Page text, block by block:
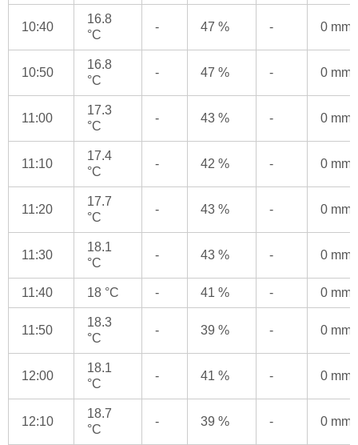
10:40
16.8
°C
- 47 % - 0 mm
10:50
16.8
°C
- 47 % - 0 mm
11:00
17.3
°C
- 43 % - 0 mm
11:10
17.4
°C
- 42 % - 0 mm
11:20
17.7
°C
- 43 % - 0 mm
11:30
18.1
°C
- 43 % - 0 mm
11:40 18 °C - 41 % - 0 mm
11:50
18.3
°C
- 39 % - 0 mm
12:00
18.1
°C
- 41 % - 0 mm
12:10
18.7
°C
- 39 % - 0 mm